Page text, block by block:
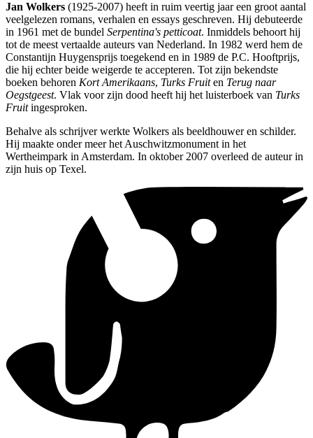
Jan Wolkers (1925-2007) heeft in ruim veertig jaar een groot aantal
veelgelezen romans, verhalen en essays geschreven. Hij debuteerde
in 1961 met de bundel Serpentina's petticoat. Inmiddels behoort hij
tot de meest vertaalde auteurs van Nederland. In 1982 werd hem de
Constantijn Huygensprijs toegekend en in 1989 de P.C. Hooftprijs,
die hij echter beide weigerde te accepteren. Tot zijn bekendste
boeken behoren Kort Amerikaans, Turks Fruiten Terug naar
Oegstgeest. Vlak voor zijn dood heeft hij het luisterboek van Turks
Fruitingesproken.
Behalve als schrijver werkte Wolkers als beeldhouwer en schilder.
Hij maakte onder meer het Auschwitzmonument in het
Wertheimpark in Amsterdam. In oktober 2007 overleed de auteur in
zijn huis op Texel.